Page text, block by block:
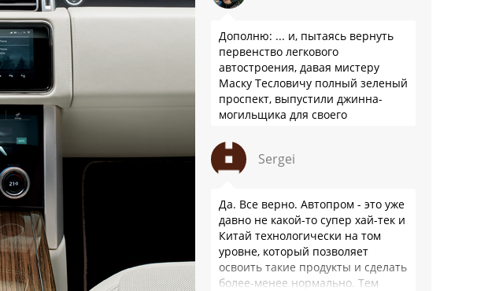
Дополню: ... и, пытаясь вернуть
первенство легкового
автостроения, давая мистеру
Маску Тесловичу полный зеленый
проспект, выпустили джинна-
могильщика для своего
Sergei
Да. Все верно. Автопром - это уже
давно не какой-то супер хай-тек и
Китай технологически на том
уровне, который позволяет
освоить такие продукты и сделать
более-менее нормально. Тем